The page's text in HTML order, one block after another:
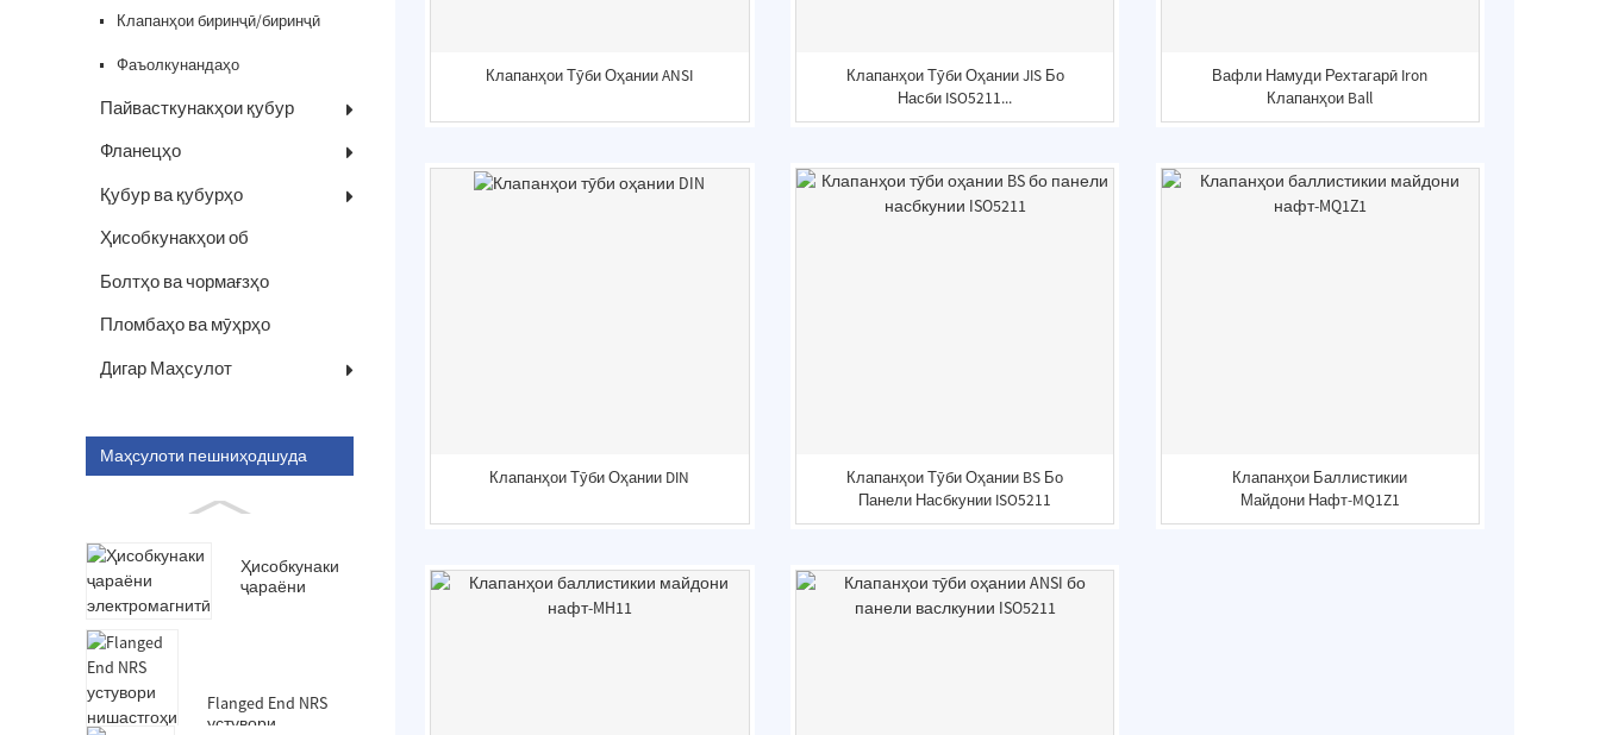
гидравликӣ
Клапанҳои биринҷӣ/биринҷӣ
Фаъолкунандаҳо
Пайвасткунакҳои қубур
Фланецҳо
Қубур ва қубурҳо
Ҳисобкунакҳои об
Болтҳо ва чормағзҳо
Пломбаҳо ва мӯҳрҳо
Дигар Маҳсулот
Маҳсулоти пешниҳодшуда
Ҳисобкунаки
ҷараёни
Flanged End NRS
устувори
Клапанҳои Тӯби Оҳании ANSI
Клапанҳои Тӯби Оҳании JIS Бо
Насби ISO5211...
Вафли Намуди Рехтагарӣ Iron
Клапанҳои Ball
Клапанҳои Тӯби Оҳании DIN
Клапанҳои Тӯби Оҳании BS Бо
Панели Насбкунии ISO5211
Клапанҳои Баллистикии
Майдони Нафт-MQ1Z1